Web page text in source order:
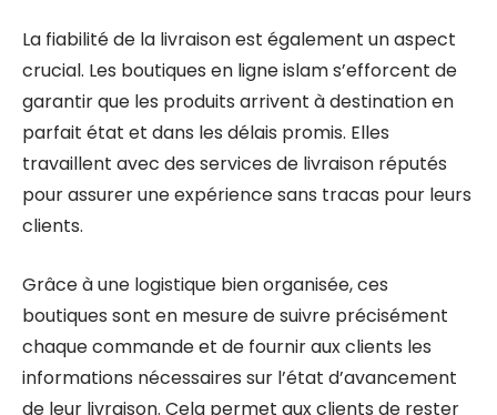
La fiabilité de la livraison est également un aspect
crucial. Les boutiques en ligne islam s’efforcent de
garantir que les produits arrivent à destination en
parfait état et dans les délais promis. Elles
travaillent avec des services de livraison réputés
pour assurer une expérience sans tracas pour leurs
clients.
Grâce à une logistique bien organisée, ces
boutiques sont en mesure de suivre précisément
chaque commande et de fournir aux clients les
informations nécessaires sur l’état d’avancement
de leur livraison. Cela permet aux clients de rester